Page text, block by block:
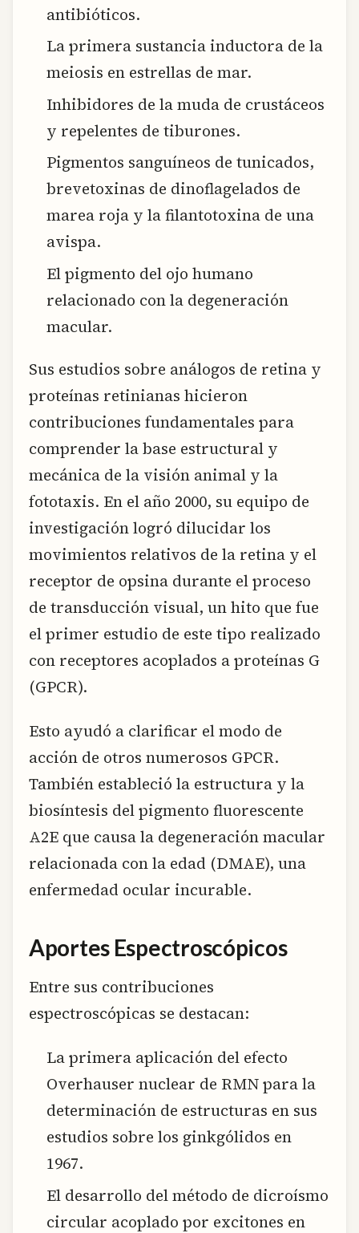
antibióticos.
La primera sustancia inductora de la
meiosis en estrellas de mar.
Inhibidores de la muda de crustáceos
y repelentes de tiburones.
Pigmentos sanguíneos de tunicados,
brevetoxinas de dinoflagelados de
marea roja y la filantotoxina de una
avispa.
El pigmento del ojo humano
relacionado con la degeneración
macular.
Sus estudios sobre análogos de retina y
proteínas retinianas hicieron
contribuciones fundamentales para
comprender la base estructural y
mecánica de la visión animal y la
fototaxis. En el año 2000, su equipo de
investigación logró dilucidar los
movimientos relativos de la retina y el
receptor de opsina durante el proceso
de transducción visual, un hito que fue
el primer estudio de este tipo realizado
con receptores acoplados a proteínas G
(GPCR).
Esto ayudó a clarificar el modo de
acción de otros numerosos GPCR.
También estableció la estructura y la
biosíntesis del pigmento fluorescente
A2E que causa la degeneración macular
relacionada con la edad (DMAE), una
enfermedad ocular incurable.
Aportes Espectroscópicos
Entre sus contribuciones
espectroscópicas se destacan:
La primera aplicación del efecto
Overhauser nuclear de RMN para la
determinación de estructuras en sus
estudios sobre los ginkgólidos en
1967.
El desarrollo del método de dicroísmo
circular acoplado por excitones en